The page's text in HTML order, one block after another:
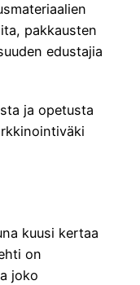
pakkausten
edustajia
ja opetusta
kuusi kertaa
on
joko